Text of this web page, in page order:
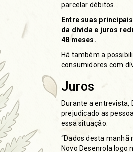
parcelar débitos.
Entre suas
da dívida e juros
48 meses.
Há também a
consumidores com
Juros
Durante a entrevista,
prejudicado as
essa situação.
“Dados desta
Novo Desenrola logo